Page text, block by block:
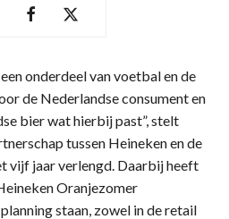
onderdeel van voetbal en de
de Nederlandse consument en
bier wat hierbij past”, stelt
tussen Heineken en de
vijf jaar verlengd. Daarbij heeft
Oranjezomer
staan, zowel in de retail